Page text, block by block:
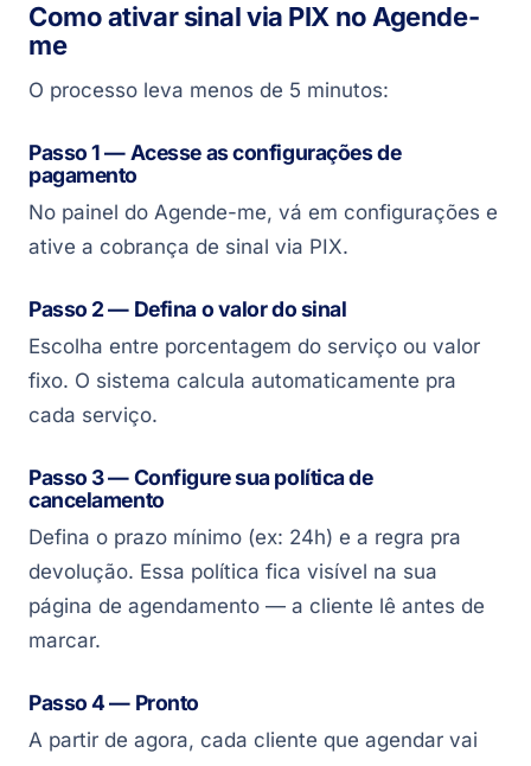
Como ativar sinal via PIX no Agende-
me
O processo leva menos de 5 minutos:
Passo 1 — Acesse as configurações de
pagamento
No painel do Agende-me, vá em configurações e
ative a cobrança de sinal via PIX.
Passo 2 — Defina o valor do sinal
Escolha entre porcentagem do serviço ou valor
fixo. O sistema calcula automaticamente pra
cada serviço.
Passo 3 — Configure sua política de
cancelamento
Defina o prazo mínimo (ex: 24h) e a regra pra
devolução. Essa política fica visível na sua
página de agendamento — a cliente lê antes de
marcar.
Passo 4 — Pronto
A partir de agora, cada cliente que agendar vai